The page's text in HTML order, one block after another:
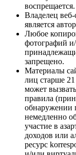
воспрещается.
Владелец
является
Любое
фотографий
запрещено.
Материалы
лиц старше
может
правила
обнаружении
немедленно
участие в
доходов или
ресурс